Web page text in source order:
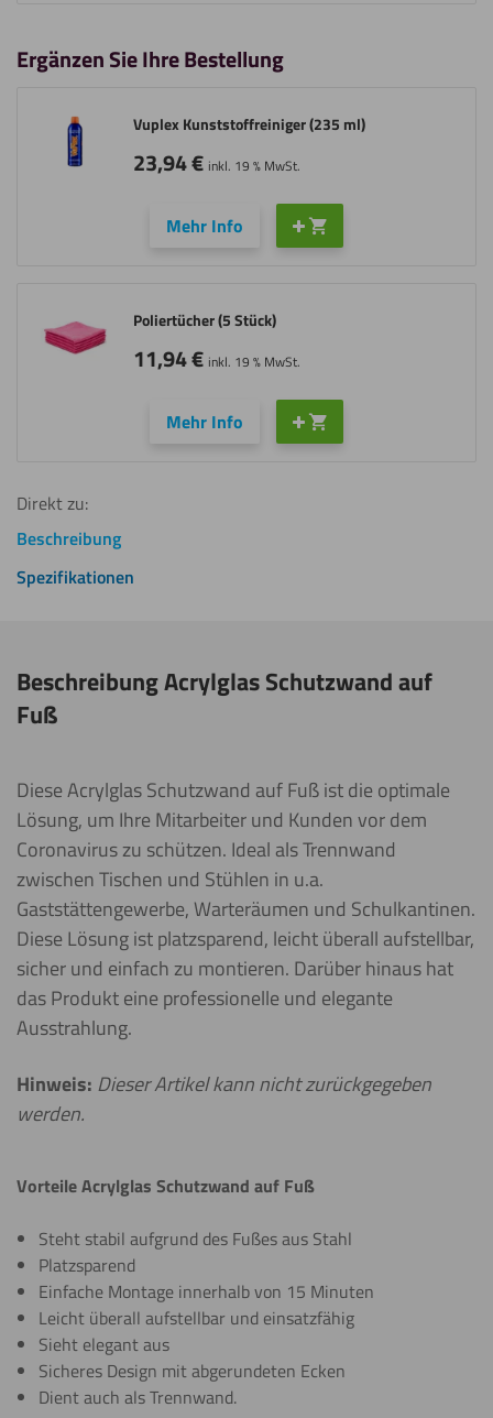
Ergänzen Sie Ihre Bestellung
Mehr Info
Vuplex Kunststoffreiniger (235 ml)
23,94€ inkl. 19 % MwSt.
Mehr Info
Poliertücher (5 Stück)
11,94€ inkl. 19 % MwSt.
Direkt zu:
Beschreibung
Spezifikationen
Beschreibung Acrylglas Schutzwand auf
Fuß
Diese Acrylglas Schutzwand auf Fuß ist die optimale
Lösung, um Ihre Mitarbeiter und Kunden vor dem
Coronavirus zu schützen. Ideal als Trennwand
zwischen Tischen und Stühlen in u.a.
Gaststättengewerbe, Warteräumen und Schulkantinen.
Diese Lösung ist platzsparend, leicht überall aufstellbar,
sicher und einfach zu montieren. Darüber hinaus hat
das Produkt eine professionelle und elegante
Ausstrahlung.
Hinweis: Dieser Artikel kann nicht zurückgegeben
werden.
Vorteile Acrylglas Schutzwand auf Fuß
Steht stabil aufgrund des Fußes aus Stahl
Platzsparend
Einfache Montage innerhalb von 15 Minuten
Leicht überall aufstellbar und einsatzfähig
Sieht elegant aus
Sicheres Design mit abgerundeten Ecken
Dient auch als Trennwand.